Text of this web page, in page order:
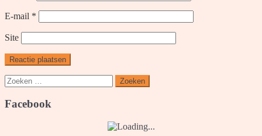
E-mail *
Site
Zoeken
naar:
Facebook